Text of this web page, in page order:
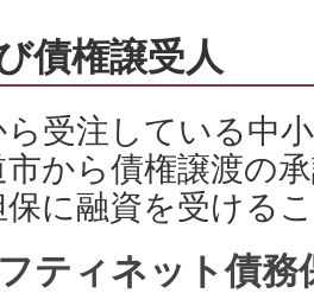
債権譲受人
ら受注している中
市から債権譲渡の
保に融資を受ける
ティネット債務